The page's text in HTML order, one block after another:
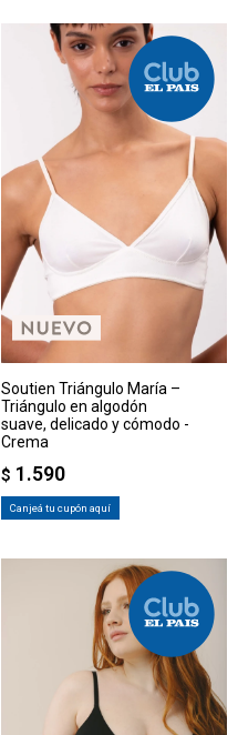
Soutien Triángulo María –
Triángulo en algodón
suave, delicado y cómodo -
Crema
$ 1.590
Canjeá tu cupón aquí